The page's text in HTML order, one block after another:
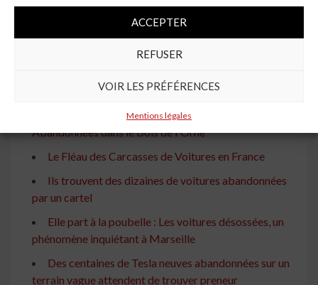
ACCEPTER
REFUSER
VOIR LES PRÉFÉRENCES
Mentions légales
essentielle pour trouver des réponses durables à cette
problématique croissante.
Voitures Abandonnées aux Enchères
À la Découverte de 46 Épaves de Voitures
Abandonnées dans le Bois de l'Orne
Le Fléau des Carcasses de Voitures en France
Ils trouvent des dizaines de voitures abandonnées
par un cartel
Elle part à la poubelle : Les voitures désossées, un
phénomène inquiétant à Marseille
Des centaines de Tesla neuves abandonnées sur un
terrain vague attendent de trouver preneur